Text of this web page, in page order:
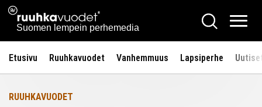
Siirry
sisältöön
Ruuhkavuodet.fi
Suomen lempein perhemedia
Hae
Etusivu Ruuhkavuodet Vanhemmuus Lapsiperhe
Etusivulle
RUUHKAVUODET